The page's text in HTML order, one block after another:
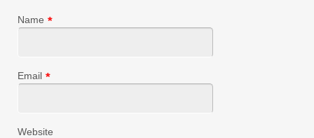
Name *
Email *
Website